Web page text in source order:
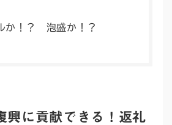
か！？ 泡盛か！？
興に貢献できる！返礼